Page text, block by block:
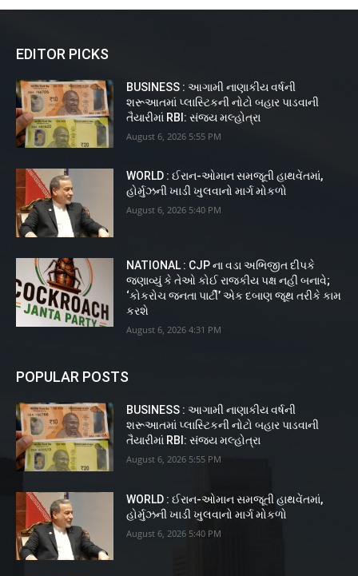
EDITOR PICKS
BUSINESS : આગામી નાણાકીય વર્ષની
શરૂઆતમાં પ્લાસ્ટિકની નોટો બહાર પાડવાની
તૈયારીમાં RBI: સંજય મલ્હોત્રા
August 6, 2026 5:55 PM
WORLD : ઈરાન-ઓમાન સમજૂતી હાથવેંતમાં,
હોર્મુઝની ખાડી ખુલવાનો માર્ગ મોકળો
August 6, 2026 5:40 PM
NATIONAL : CJP ના વડા અભિજીત દીપકે
જણાવ્યું કે તેઓ કોઈ રાજકીય પક્ષ નહીં બનાવે;
‘કોકરોચ જનતા પાર્ટી’ એક દબાણ જૂથ તરીકે કામ
કરશે
August 6, 2026 4:31 PM
POPULAR POSTS
BUSINESS : આગામી નાણાકીય વર્ષની
શરૂઆતમાં પ્લાસ્ટિકની નોટો બહાર પાડવાની
તૈયારીમાં RBI: સંજય મલ્હોત્રા
August 6, 2026 5:55 PM
WORLD : ઈરાન-ઓમાન સમજૂતી હાથવેંતમાં,
હોર્મુઝની ખાડી ખુલવાનો માર્ગ મોકળો
August 6, 2026 5:40 PM